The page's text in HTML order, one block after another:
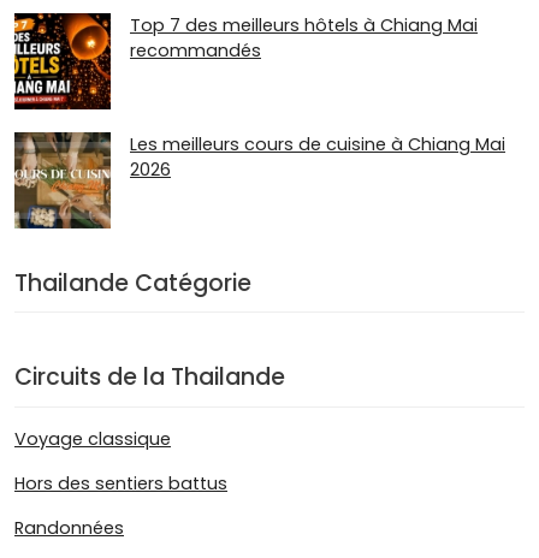
Top 7 des meilleurs hôtels à Chiang Mai
recommandés
Les meilleurs cours de cuisine à Chiang Mai
2026
Thailande Catégorie
Circuits de la Thailande
Voyage classique
Hors des sentiers battus
Randonnées